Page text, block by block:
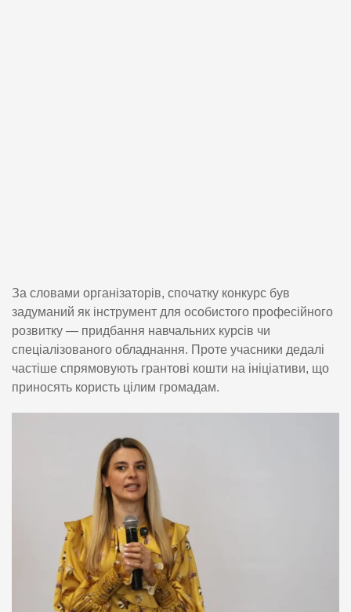
За словами організаторів, спочатку конкурс був
задуманий як інструмент для особистого професійного
розвитку — придбання навчальних курсів чи
спеціалізованого обладнання. Проте учасники дедалі
частіше спрямовують грантові кошти на ініціативи, що
приносять користь цілим громадам.